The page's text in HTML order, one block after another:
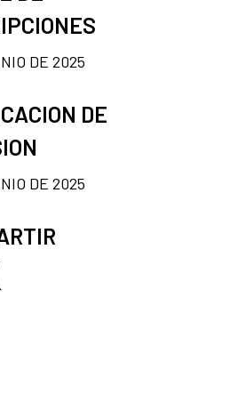
DE 2025
DE
DE 2025